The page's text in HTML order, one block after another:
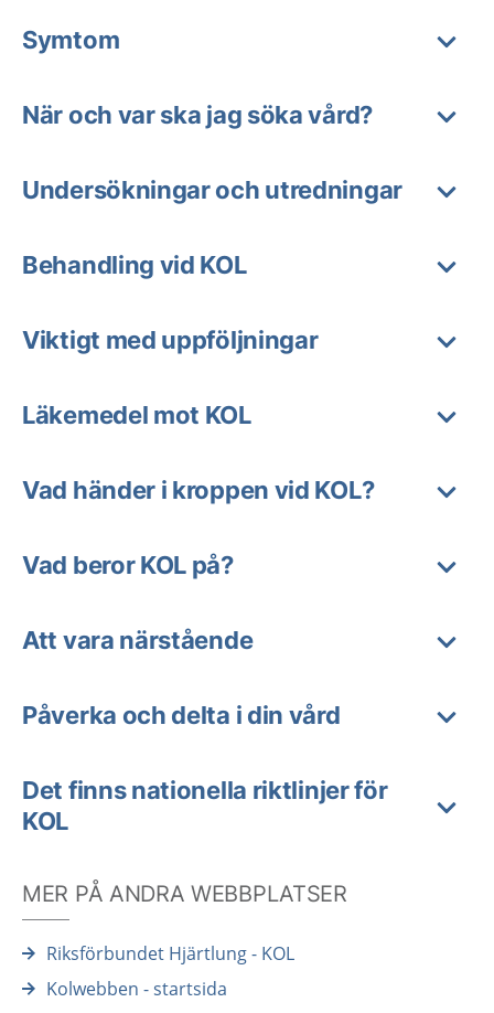
Symtom
När och var ska jag söka vård?
Undersökningar och utredningar
Behandling vid KOL
Viktigt med uppföljningar
Läkemedel mot KOL
Vad händer i kroppen vid KOL?
Vad beror KOL på?
Att vara närstående
Påverka och delta i din vård
Det finns nationella riktlinjer för
KOL
MER PÅ ANDRA WEBBPLATSER
Riksförbundet Hjärtlung - KOL
Kolwebben - startsida